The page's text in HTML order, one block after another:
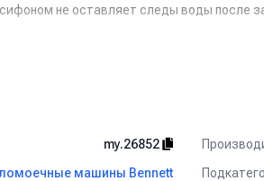
не оставляет следы воды после
шт.
my.26852
машины Bennett